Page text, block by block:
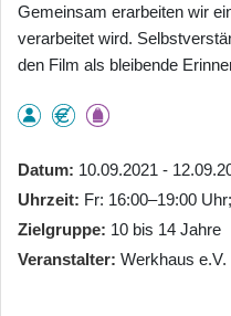
Gemeinsam erarbeiten wir
verarbeitet wird.
den Film als bleibende
Datum 10.09.2021 -
Uhrzeit Fr: 16:00–19:00
Zielgruppe 10 bis 14 Jahre
Veranstalter Werkhaus e.V.